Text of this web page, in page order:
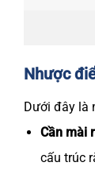
Nhược
Dưới đây là
Cần mài
cấu trúc